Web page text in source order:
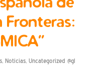
Fronteras:
, Noticias, Uncategorized @gl